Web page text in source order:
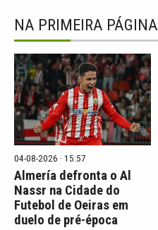
NA PRIMEIRA PÁGINA
04-08-2026 · 15:57
Almería defronta o Al
Nassr na Cidade do
Futebol de Oeiras em
duelo de pré-época